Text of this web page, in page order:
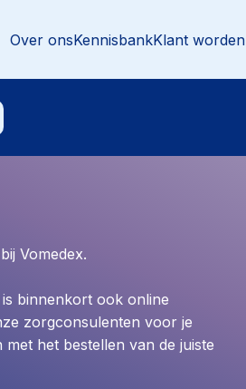
Over onsKennisbankKlant worden
Vomedex.
binnenkort ook online
zorgconsulenten voor je
het bestellen van de juiste